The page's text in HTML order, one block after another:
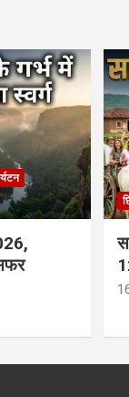
o
o
k
A
p
p